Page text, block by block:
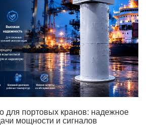
для портовых кранов: надежное
мощности и сигналов